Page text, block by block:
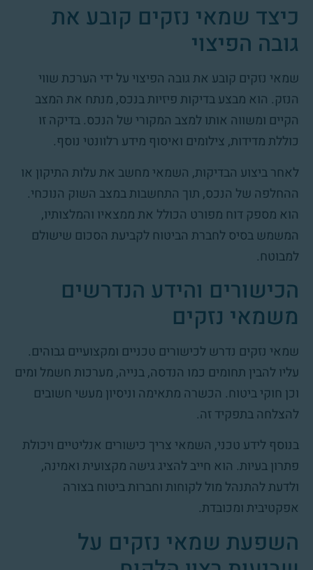
כיצד שמאי נזקים קובע את
גובה הפיצוי
שמאי נזקים קובע את גובה הפיצוי על ידי הערכת שווי
הנזק. הוא מבצע בדיקות פיזיות בנכס, מנתח את המצב
הקיים ומשווה אותו למצב המקורי של הנכס. בדיקה זו
כוללת מדידות, צילומים ואיסוף מידע רלוונטי נוסף.
לאחר ביצוע הבדיקות, השמאי מחשב את עלות התיקון או
ההחלפה של הנכס, תוך התחשבות במצב השוק הנוכחי.
הוא מספק דוח מפורט הכולל את ממצאיו והמלצותיו,
המשמש בסיס לחברת הביטוח לקביעת הסכום שישולם
למבוטח.
הכישורים והידע הנדרשים
משמאי נזקים
שמאי נזקים נדרש לכישורים טכניים ומקצועיים גבוהים.
עליו להבין תחומים כמו הנדסה, בנייה, מערכות חשמל ומים
וכן חוקי ביטוח. הכשרה מתאימה וניסיון מעשי חשובים
להצלחה בתפקיד זה.
בנוסף לידע טכני, השמאי צריך כישורים אנליטיים ויכולת
פתרון בעיות. הוא חייב להציג גישה מקצועית ואמינה,
ולדעת להתנהל מול לקוחות וחברות ביטוח בצורה
אפקטיבית ומכובדת.
השפעת שמאי נזקים על